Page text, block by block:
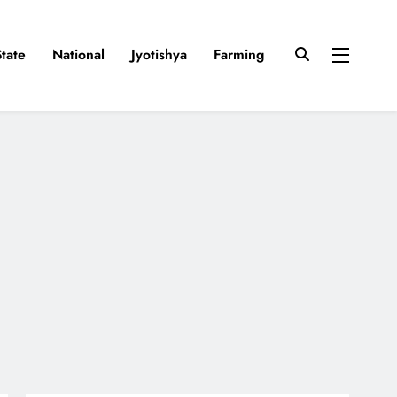
National Jyotishya Farming